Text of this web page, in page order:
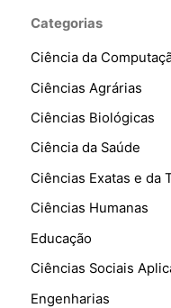
Categorias
Ciência da
Ciências Agrárias
Ciências Biológicas
Ciência da Saúde
Ciências Exatas e da
Ciências Humanas
Educação
Ciências Sociais
Engenharias